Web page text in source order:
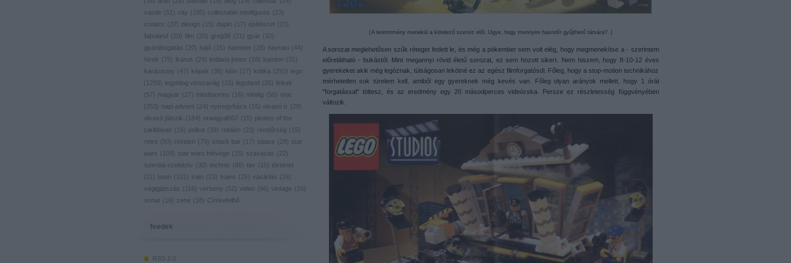
castle ( 51 ) city ( 185) collectable minifigures ( 23)
creator ( 37) design ( 15) duplo ( 17) építészet ( 15)
fabuland ( 20) film ( 20) greg36 ( 21 ) gyár ( 32)
gyárlátogatás ( 20) hajó ( 15) hammer ( 28 ) haynau ( 44)
hírek ( 75) ikarus ( 24) indiana jones ( 18 ) kamion ( 31
)
karácsony ( 47) képek ( 36 ) klón ( 17) kritika ( 292)
lego
(
1259) legoblog visszavág ( 15) legoland ( 26 )
linkek
( 57) magyar ( 27) mindstorms ( 16 ) minifig ( 50) moc
( 253) napi advent ( 24) nyíregyháza ( 16 ) olvasó ír ( 28 )
olvasó játszik ( 184) orangyal007 ( 15) pirates of the
caribbean ( 16 ) police ( 39) reklám ( 23) rendőrség ( 15)
retro ( 50) röviden ( 79) snack bar ( 17) space ( 28 ) star
wars ( 109) star wars hétvége ( 15) szavazás ( 22)
szerdai szelektív ( 30) technic ( 86 ) tier ( 15) történet
( 21 ) town ( 101 ) train ( 23) trains ( 25) vásárlás ( 26 )
végigjátszás ( 116 ) verseny ( 52) video ( 66 ) vintage ( 16 )
vonat ( 16 ) zene ( 18 ) Címkefelhő
feedek
RSS 2.0
| A teremtmény menekül a kötelező szerviz elől. Ugye, hogy mennyire hasonlít gyűjthető társára?. |
A sorozat meglehetősen szűk réteget fedett le, és még a pókember sem volt elég, hogy megmenekítse a - szerintem
előrelátható - bukástól. Mint megannyi rövid életű sorozat, ez sem hozott sikert. Nem hiszem, hogy 8-10-12 éves
gyerekeket akik még legóznak, túlságosan lekötné ez az egész filmforgatósdi. Főleg, hogy a stop-motion technikához
mérhetetlen sok türelem kell, amiből egy gyereknek még kevés van. Főleg olyan arányok mellett, hogy 1 órát
"forgatással" töltesz, és az eredmény egy 20 másodperces videócska. Persze ez részletesség függvényében
változik.